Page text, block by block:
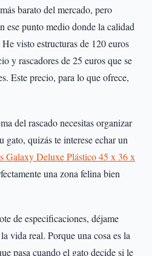
barato del mercado, pero
ese punto medio donde la calidad
visto estructuras de 120 euros
y rascadores de 25 euros que se
Este precio, para lo que ofrece,
del rascado necesitas organizar
gato, quizás te interese echar un
Galaxy Deluxe Plástico 45 x 36 x
una zona felina bien
de especificaciones, déjame
vida real. Porque una cosa es la
pasa cuando el gato decide si le